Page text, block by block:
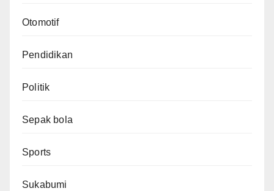
Otomotif
Pendidikan
Politik
Sepak bola
Sports
Sukabumi